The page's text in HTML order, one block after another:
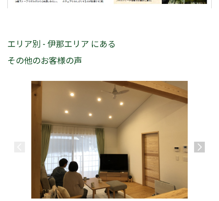
エリア別 - 伊那エリア にある
その他のお客様の声